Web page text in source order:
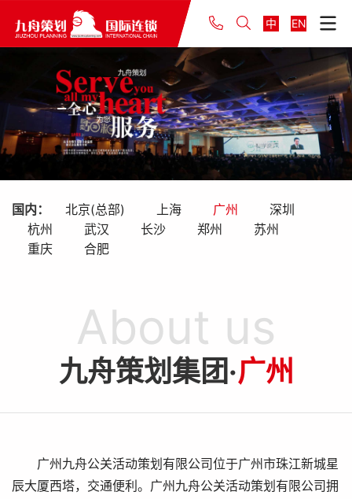
中 EN
国内： 北京(总部) 上海 广州
深圳
杭州
武汉 长沙 郑州
苏州
重庆
合肥
About us
九舟策划集团·广州
广州九舟公关活动策划有限公司位于广州市珠江新城星
辰大厦西塔，交通便利。广州九舟公关活动策划有限公司拥